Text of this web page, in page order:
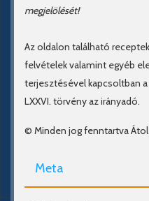
megjelölését!
Az oldalon található
felvételek valamint egyéb
terjesztésével kapcsoltban
LXXVI. törvény az irányadó.
© Minden jog fenntartva
Meta